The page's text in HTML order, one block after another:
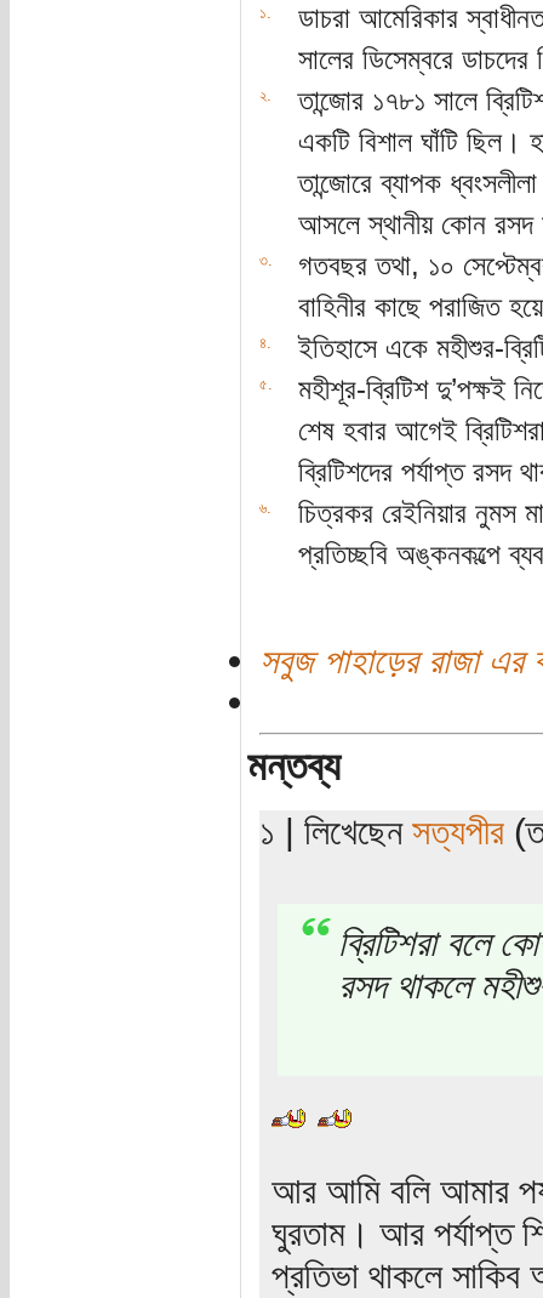
১.
ডাচরা আমেরিকার
সালের ডিসেম্বরে
২.
তান্জোর ১৭৮১ সালে
একটি বিশাল ঘাঁটি ছিল।
তান্জোরে ব্যাপক
আসলে স্থানীয় কোন রসদ
৩.
গতবছর তথা, ১০
বাহিনীর কাছে পরাজিত
৪. ইতিহাসে একে মহীশুর-
৫.
মহীশূর-ব্রিটিশ দু’পক্ষই
শেষ হবার আগেই
ব্রিটিশদের পর্যাপ্ত রসদ
৬.
চিত্রকর রেইনিয়ার নুমস
প্রতিচ্ছবি অঙ্কনকল্পে
সবুজ পাহাড়ের রাজা এর
মন্তব্য
১ | লিখেছেন সত্যপীর
ব্রিটিশরা বলে
রসদ থাকলে
আর আমি বলি আমার
ঘুরতাম। আর পর্যাপ্ত
প্রতিভা থাকলে